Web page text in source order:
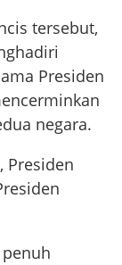
tersebut,
Presiden
negara.
Presiden